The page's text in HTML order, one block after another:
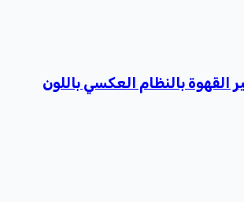
القهوة بالنظام العكسي باللون